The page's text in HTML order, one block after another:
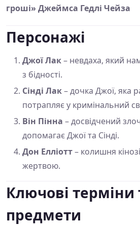
гроші» Джеймса Гедлі Чейза
Персонажі
Джої Лак– невдаха, який
з бідності.
Сінді Лак– дочка Джої, яка
потрапляє у кримінальний
Він Пінна – досвідчений
допомагає Джої та Сінді.
Дон Елліотт– колишня
жертвою.
Ключові терміни
предмети